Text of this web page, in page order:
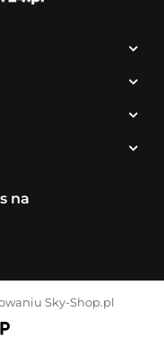
na
Sky-Shop.pl